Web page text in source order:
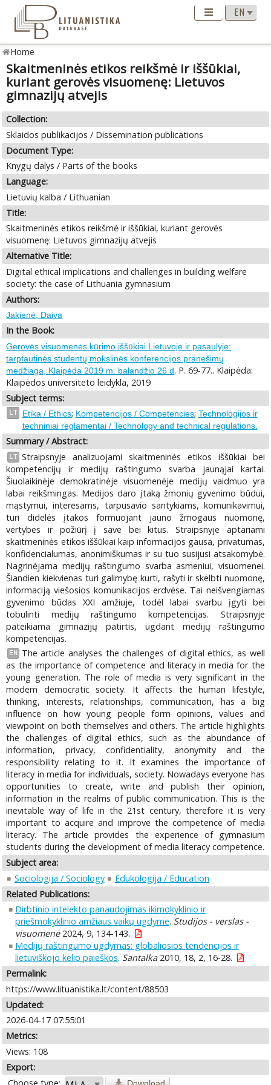
Home
Skaitmeninės etikos reikšmė ir iššūkiai,
kuriant gerovės visuomenę: Lietuvos
gimnazijų atvejis
Collection:
Sklaidos publikacijos / Dissemination publications
Document Type:
Knygų dalys / Parts of the books
Language:
Lietuvių kalba / Lithuanian
Title:
Skaitmeninės etikos reikšmė ir iššūkiai, kuriant gerovės
visuomenę: Lietuvos gimnazijų atvejis
Alternative Title:
Digital ethical implications and challenges in building welfare
society: the case of Lithuania gymnasium
Authors:
Jakienė, Daiva
In the Book:
Gerovės visuomenės kūrimo iššūkiai Lietuvoje ir pasaulyje:
tarptautinės studentų mokslinės konferencijos pranešimų
medžiaga, Klaipėda 2019 m. balandžio 26 d. P. 69-77.. Klaipėda:
Klaipėdos universiteto leidykla, 2019
Subject terms:
LT Etika / Ethics; Kompetencijos / Competencies; Technologijos ir
techniniai reglamentai / Technology and technical regulations.
Summary / Abstract:
LT Straipsnyje analizuojami skaitmeninės etikos iššūkiai bei
kompetencijų ir medijų raštingumo svarba jaunąjai kartai.
Šiuolaikinėje demokratinėje visuomenėje medijų vaidmuo yra
labai reikšmingas. Medijos daro įtaką žmonių gyvenimo būdui,
mąstymui, interesams, tarpusavio santykiams, komunikavimui,
turi didelės įtakos formuojant jauno žmogaus nuomonę,
vertybes ir požiūrį į save bei kitus. Straipsnyje aptariami
skaitmeninės etikos iššūkiai kaip informacijos gausa, privatumas,
konfidencialumas, anonimiškumas ir su tuo susijusi atsakomybė.
Nagrinėjama medijų raštingumo svarba asmeniui, visuomenei.
Šiandien kiekvienas turi galimybę kurti, rašyti ir skelbti nuomonę,
informaciją viešosios komunikacijos erdvėse. Tai neišvengiamas
gyvenimo būdas XXI amžiuje, todėl labai svarbu įgyti bei
tobulinti medijų raštingumo kompetencijas. Straipsnyje
pateikiama gimnazijų patirtis, ugdant medijų raštingumo
kompetencijas.
EN
The article analyses the challenges of digital ethics, as well
as the importance of competence and literacy in media for the
young generation. The role of media is very significant in the
modem democratic society. It affects the human lifestyle,
thinking, interests, relationships, communication, has a big
influence on how young people form opinions, values and
viewpoint on both themselves and others. The article highlights
the challenges of digital ethics, such as the abundance of
information, privacy, confidentiality, anonymity and the
responsibility relating to it. It examines the importance of
literacy in media for individuals, society. Nowadays everyone has
opportunities to create, write and publish their opinion,
information in the realms of public communication. This is the
inevitable way of life in the 21st century, therefore it is very
important to acquire and improve the competence of media
literacy. The article provides the experience of gymnasium
students during the development of media literacy competence.
Subject area:
Sociologija / Sociology
Edukologija / Education
Related Publications:
Dirbtinio intelekto panaudojimas ikimokyklinio ir
priešmokyklinio amžiaus vaikų ugdyme. Studijos - verslas -
visuomenė2024, 9, 134-143.
Medijų raštingumo ugdymas: globaliosios tendencijos ir
lietuviškojo kelio paieškos. Santalka2010, 18, 2, 16-28.
Permalink:
https://www.lituanistika.lt/content/88503
Updated:
2026-04-17 07:55:01
Metrics:
Views: 108
Export: